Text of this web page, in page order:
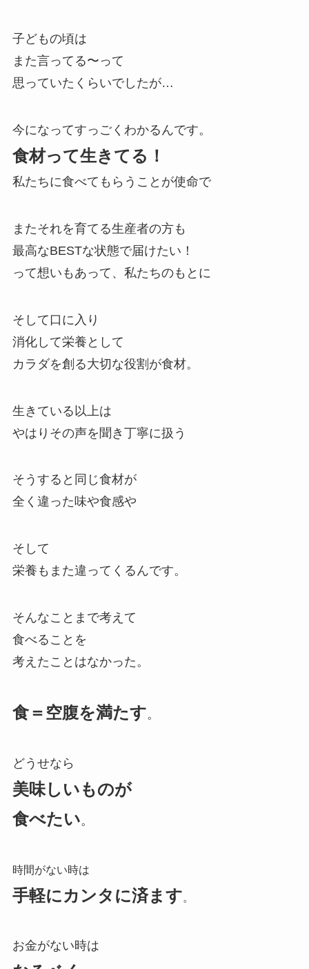
子どもの頃は
また言ってる〜って
思っていたくらいでしたが…
今になってすっごくわかるんです。
食材って生きてる！
私たちに食べてもらうことが使命で
またそれを育てる生産者の方も
最高なBESTな状態で届けたい！
って想いもあって、私たちのもとに
そして口に入り
消化して栄養として
カラダを創る大切な役割が食材。
生きている以上は
やはりその声を聞き丁寧に扱う
そうすると同じ食材が
全く違った味や食感や
そして
栄養もまた違ってくるんです。
そんなことまで考えて
食べることを
考えたことはなかった。
食＝空腹を満たす。
どうせなら
美味しいものが
食べたい。
時間がない時は
手軽にカンタに済ます。
お金がない時は